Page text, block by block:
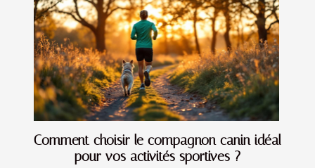
Comment choisir le compagnon canin idéal
pour vos activités sportives ?